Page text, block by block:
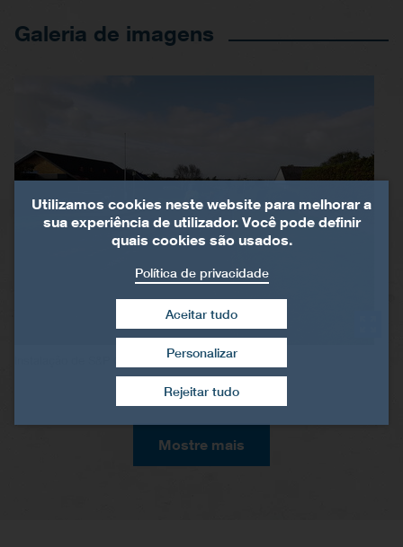
Galeria de imagens
Instalação de S&P Carbophalt®G 200/200
Mostre mais
Utilizamos cookies neste website para melhorar a
sua experiência de utilizador. Você pode definir
quais cookies são usados.
Política de privacidade
Rejeitar tudo
Aceitar tudo
Retirar consentimento
Personalizar